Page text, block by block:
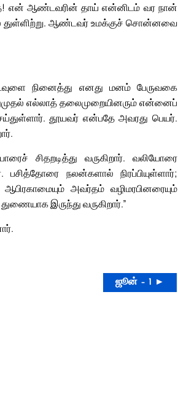
என் ஆண்டவரின் தாய் என்னிடம் வர நான்
துள்ளிற்று. ஆண்டவர் உமக்குச் சொன்னவை
நினைத்து எனது மனம் பேருவகை
எல்லாத் தலைமுறையினரும் என்னைப்
தூயவர் என்பதே அவரது பெயர்.
சிதறடித்து வருகிறார். வலியோரை
பசித்தோரை நலன்களால் நிரப்பியுள்ளார்;
அவர்தம் வழிமரபினரையும்
இருந்து வருகிறார்.”
ஜூன் – 1 ►